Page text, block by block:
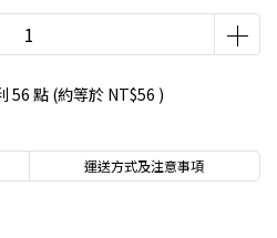
56 點 (約等於 NT$56 )
運送方式及注意事項